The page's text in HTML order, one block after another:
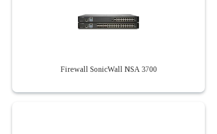
Firewall SonicWall NSA 3700